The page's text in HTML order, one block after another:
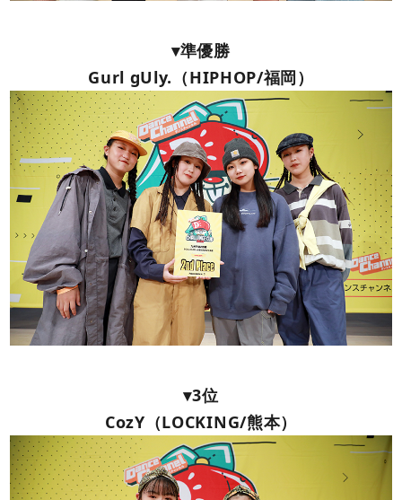
▾準優勝
Gurl gUly.（HIPHOP/福岡）
▾3位
CozY（LOCKING/熊本）